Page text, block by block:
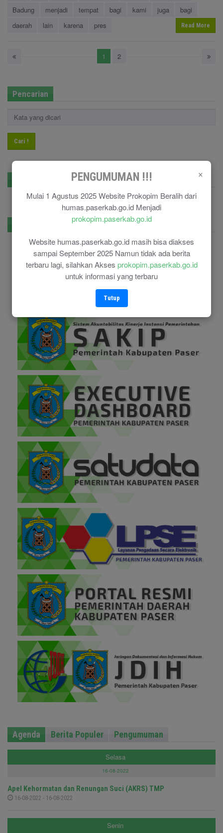
×
PENGUMUMAN !!!
Mulai 1 Agustus 2025 Website Prokopim Beralih dari
humas.paserkab.go.id Menjadi
prokopim.paserkab.go.id
Website humas.paserkab.go.id masih bisa diakses
sampai September 2025 Namun tidak ada berita
terbaru lagi, silahkan Akses prokopim.paserkab.go.id
untuk informasi yang terbaru
Tutup
Badung
menjadi tempat bagi kami juga
bagi
daerah
lain karena pres Read More
1 2
Pencarian
Cari !
Agenda Berita Populer Pengumuman
Selasa
16-08-2022
Apel Kehormatan dan Renungan Suci (AKRS) TMP
16-08-2022 - 16-08-2022
Senin